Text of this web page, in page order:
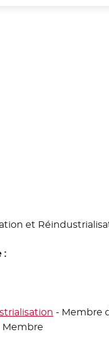
et
:
- Membre
Membre